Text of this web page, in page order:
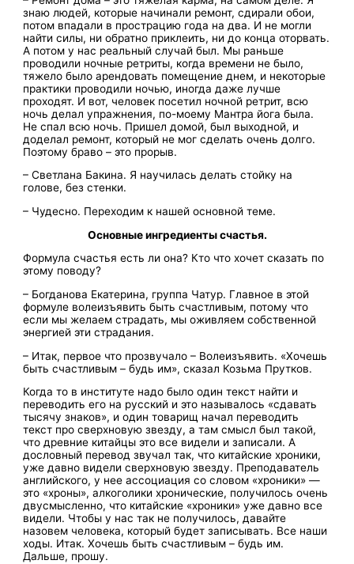
знаю людей, которые начинали ремонт, сдирали обои,
потом впадали в прострацию года на два. И не могли
найти силы, ни обратно приклеить, ни до конца оторвать.
А потом у нас реальный случай был. Мы раньше
проводили ночные ретриты, когда времени не было,
тяжело было арендовать помещение днем, и некоторые
практики проводили ночью, иногда даже лучше
проходят. И вот, человек посетил ночной ретрит, всю
ночь делал упражнения, по-моему Мантра йога была.
Не спал всю ночь. Пришел домой, был выходной, и
доделал ремонт, который не мог сделать очень долго.
Поэтому браво – это прорыв.
– Светлана Бакина. Я научилась делать стойку на
голове, без стенки.
– Чудесно. Переходим к нашей основной теме.
Основные ингредиенты счастья.
Формула счастья есть ли она? Кто что хочет сказать по
этому поводу?
– Богданова Екатерина, группа Чатур. Главное в этой
формуле волеизъявить быть счастливым, потому что
если мы желаем страдать, мы оживляем собственной
энергией эти страдания.
– Итак, первое что прозвучало – Волеизъявить. «Хочешь
быть счастливым – будь им», сказал Козьма Прутков.
Когда то в институте надо было один текст найти и
переводить его на русский и это называлось «сдавать
тысячу знаков», и один товарищ начал переводить
текст про сверхновую звезду, а там смысл был такой,
что древние китайцы это все видели и записали. А
дословный перевод звучал так, что китайские хроники,
уже давно видели сверхновую звезду. Преподаватель
английского, у нее ассоциация со словом «хроники» —
это «хроны», алкоголики хронические, получилось очень
двусмысленно, что китайские «хроники» уже давно все
видели. Чтобы у нас так не получилось, давайте
назовем человека, который будет записывать. Все наши
ходы. Итак. Хочешь быть счастливым – будь им.
Дальше, прошу.